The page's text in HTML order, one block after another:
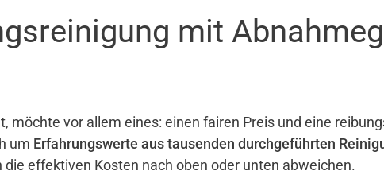
mit
möchte vor allem eines: einen fairen Preis und eine
um Erfahrungswerte aus tausenden durchgeführten
effektiven Kosten nach oben oder unten abweichen.